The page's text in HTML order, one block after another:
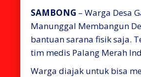
SAMBONG – Warga Desa
Manunggal Membangun
bantuan sarana fisik saja.
tim medis Palang Merah
Warga diajak untuk bisa